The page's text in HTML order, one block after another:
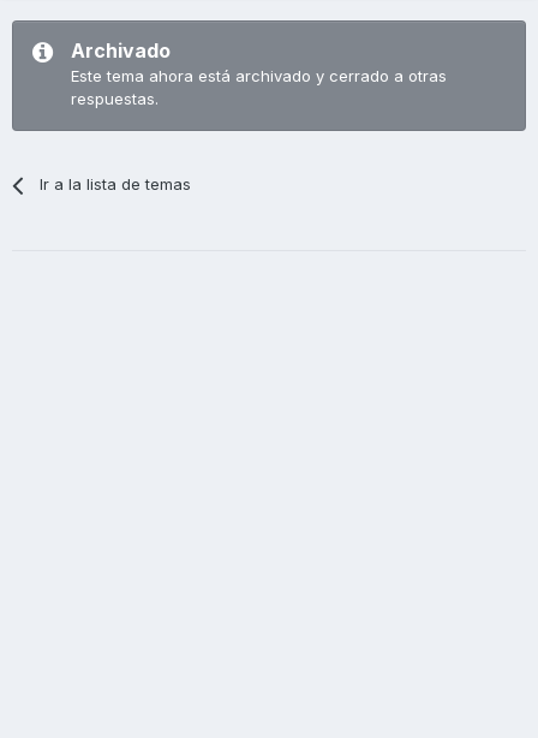
Archivado
Este tema ahora está archivado y cerrado a otras
respuestas.
Ir a la lista de temas